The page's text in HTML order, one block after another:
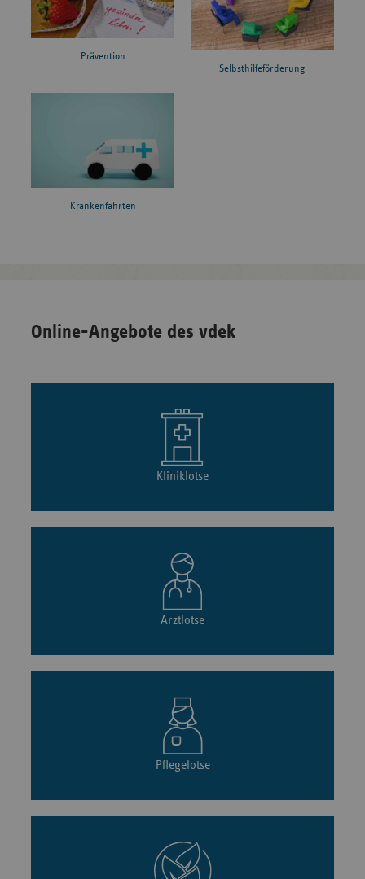
Prävention
Selbsthilfeförderung
Krankenfahrten
Online-Angebote des vdek
Kliniklotse
Arztlotse
Pflegelotse